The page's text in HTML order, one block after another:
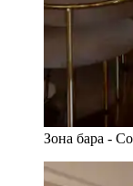
Зона бара -